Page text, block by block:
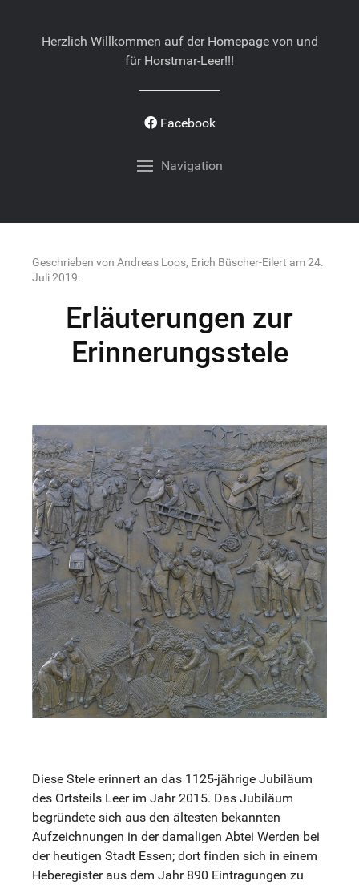
Herzlich Willkommen auf der Homepage von und
für Horstmar-Leer!!!
Facebook
Navigation
Geschrieben von Andreas Loos, Erich Büscher-Eilert am24.
Juli 2019.
Erläuterungen zur
Erinnerungsstele
Diese Stele erinnert an das 1125-jährige Jubiläum
des Ortsteils Leer im Jahr 2015. Das Jubiläum
begründete sich aus den ältesten bekannten
Aufzeichnungen in der damaligen Abtei Werden bei
der heutigen Stadt Essen; dort finden sich in einem
Heberegister aus dem Jahr 890 Eintragungen zu